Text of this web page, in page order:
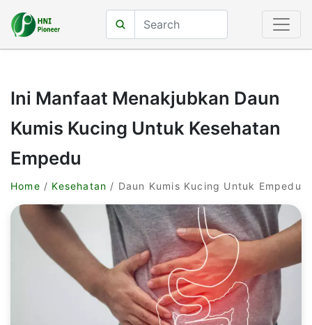
Ini Manfaat Menakjubkan Daun
Kumis Kucing Untuk Kesehatan
Empedu
Home / Kesehatan / Daun Kumis Kucing Untuk Empedu